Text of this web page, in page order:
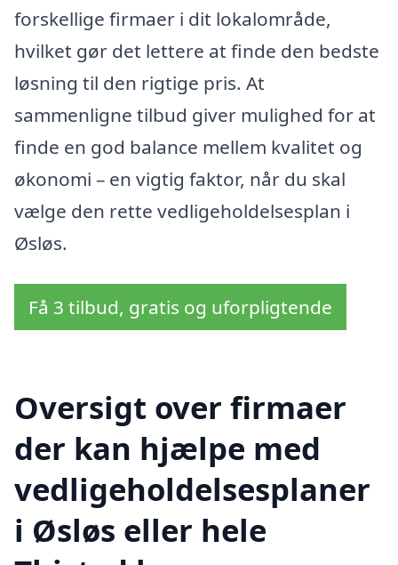
forskellige firmaer i dit lokalområde,
hvilket gør det lettere at finde den bedste
løsning til den rigtige pris. At
sammenligne tilbud giver mulighed for at
finde en god balance mellem kvalitet og
økonomi – en vigtig faktor, når du skal
vælge den rette vedligeholdelsesplan i
Øsløs.
Få 3 tilbud, gratis og uforpligtende
Oversigt over firmaer
der kan hjælpe med
vedligeholdelsesplaner
i Øsløs eller hele